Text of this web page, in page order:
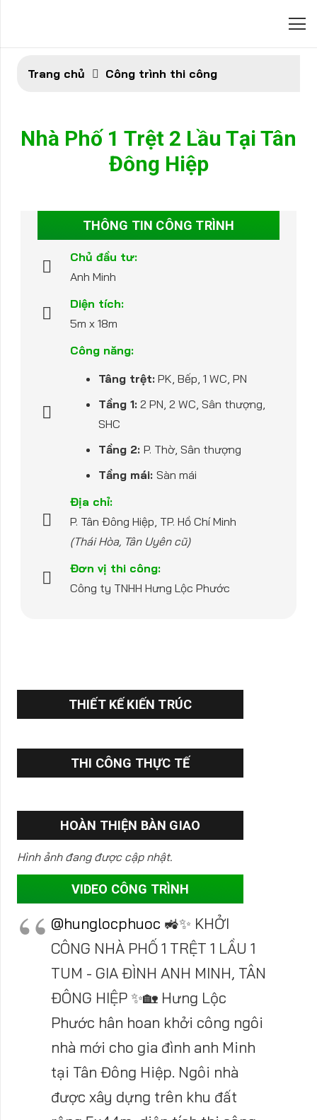
Trang chủ Công trình thi công
Nhà Phố 1 Trệt 2 Lầu Tại Tân
Đông Hiệp
THÔNG TIN CÔNG TRÌNH
Chủ đầu tư:
Anh Minh
Diện tích:
5m x 18m
Công năng:
Tâng trệt: PK, Bếp, 1 WC, PN
Tầng 1: 2 PN, 2 WC, Sân thượng,
SHC
Tầng 2:P. Thờ, Sân thượng
Tầng mái:Sàn mái
Địa chỉ:
P. Tân Đông Hiệp, TP. Hồ Chí Minh
(Thái Hòa, Tân Uyên cũ)
Đơn vị thi công:
Công ty TNHH Hưng Lộc Phước
THIẾT KẾ KIẾN TRÚC
THI CÔNG THỰC TẾ
HOÀN THIỆN BÀN GIAO
Hình ảnh đang được cập nhật.
VIDEO CÔNG TRÌNH
@hunglocphuoc 🚜✨ KHỞI
CÔNG NHÀ PHỐ 1 TRỆT 1 LẦU 1
TUM - GIA ĐÌNH ANH MINH, TÂN
ĐÔNG HIỆP ✨🏡 Hưng Lộc
Phước hân hoan khởi công ngôi
nhà mới cho gia đình anh Minh
tại Tân Đông Hiệp. Ngôi nhà
được xây dựng trên khu đất